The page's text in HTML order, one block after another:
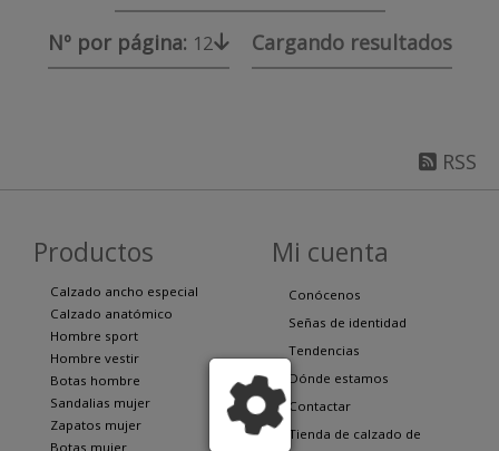
Nº por página: 12 Cargando resultados
RSS
Productos
Calzado ancho especial
Calzado anatómico
Hombre sport
Hombre vestir
Botas hombre
Sandalias mujer
Zapatos mujer
Botas mujer
Mi cuenta
Conócenos
Señas de identidad
Tendencias
Dónde estamos
Contactar
Tienda de calzado de